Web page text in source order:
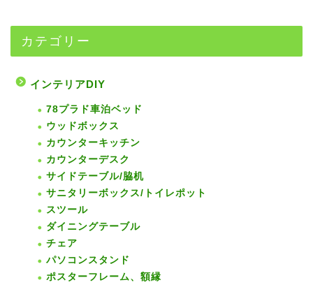
カテゴリー
インテリアDIY
78プラド車泊ベッド
ウッドボックス
カウンターキッチン
カウンターデスク
サイドテーブル/脇机
サニタリーボックス/トイレポット
スツール
ダイニングテーブル
チェア
パソコンスタンド
ポスターフレーム、額縁